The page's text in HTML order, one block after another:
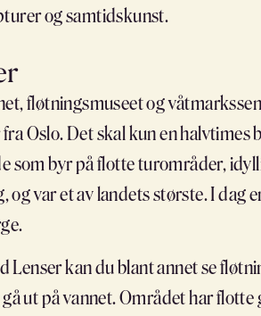
og samtidskunst.
fløtningsmuseet og
Oslo. Det skal kun en
som byr på flotte turområder,
var et av landets største. I dag
Lenser kan du blant annet se
ut på vannet. Området har